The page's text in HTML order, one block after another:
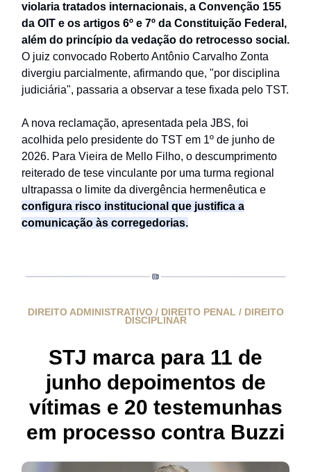
violaria tratados internacionais, a Convenção 155
da OIT e os artigos 6º e 7º da Constituição Federal,
além do princípio da vedação do retrocesso social.
O juiz convocado Roberto Antônio Carvalho Zonta
divergiu parcialmente, afirmando que, "por disciplina
judiciária", passaria a observar a tese fixada pelo TST.
A nova reclamação, apresentada pela JBS, foi
acolhida pelo presidente do TST em 1º de junho de
2026. Para Vieira de Mello Filho, o descumprimento
reiterado de tese vinculante por uma turma regional
ultrapassa o limite da divergência hermenêutica e
configura risco institucional que justifica a
comunicação às corregedorias.
DIREITO ADMINISTRATIVO / DIREITO PENAL / DIREITO
DISCIPLINAR
STJ marca para 11 de
junho depoimentos de
vítimas e 20 testemunhas
em processo contra Buzzi